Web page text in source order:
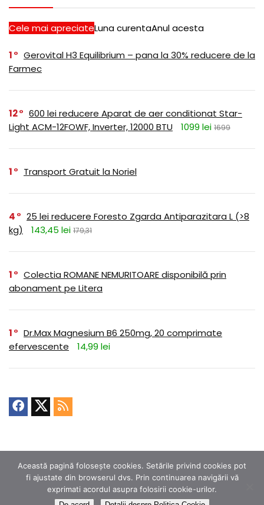
Cele mai apreciateLuna curentaAnul acesta
1
Gerovital H3 Equilibrium – pana la 30% reducere de la
Farmec
12
600 lei reducere Aparat de aer conditionat Star-
Light ACM-12FOWF, Inverter, 12000 BTU
1099 lei 1699
1 Transport Gratuit la Noriel
4
25 lei reducere Foresto Zgarda Antiparazitara L (>8
kg)
143,45 lei 179,31
1
Colectia ROMANE NEMURITOARE disponibilă prin
abonament pe Litera
1
Dr.Max Magnesium B6 250mg, 20 comprimate
efervescente
14,99 lei
Această pagină folosește cookies. Setările privind cookies pot
fi ajustate din browserul dvs. Prin continuarea navigării vă
exprimati acordul asupra folosirii cookie-urilor.